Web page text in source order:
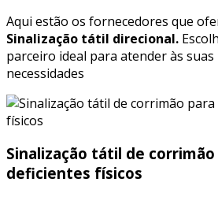
Aqui estão os fornecedores que
Sinalização tátil direcional.
parceiro ideal para atender às suas
necessidades
Sinalização tátil de corrimão
deficientes físicos